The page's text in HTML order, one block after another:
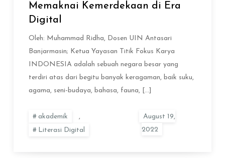
Memaknai Kemerdekaan di Era
Digital
Oleh: Muhammad Ridha, Dosen UIN Antasari
Banjarmasin; Ketua Yayasan Titik Fokus Karya
INDONESIA adalah sebuah negara besar yang
terdiri atas dari begitu banyak keragaman, baik suku,
agama, seni-budaya, bahasa, fauna, […]
akademik
,
Literasi Digital